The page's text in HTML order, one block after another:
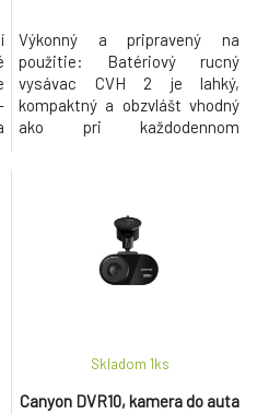
5,5/6/6,5mm),
PZ2/PZ3/H3/H4/H5/H6/T15/
Výkonný a pripravený na
použitie: Batériový rucný
vysávac CVH 2 je lahký,
kompaktný a obzvlášt vhodný
ako pri každodennom
CVH 2 napájaný z batérie je
lahké, ale výkonné zariadenie
na odstránenie príležitostných
necistôt, ako sú omrvinky,
Canyon DVR10, kamera do auta
Skladom 1ks